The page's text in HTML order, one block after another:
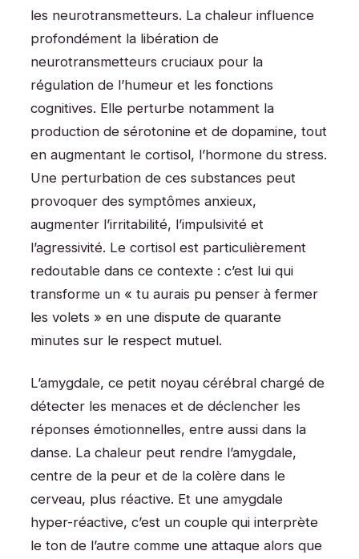
les neurotransmetteurs. La chaleur influence
profondément la libération de
neurotransmetteurs cruciaux pour la
régulation de l’humeur et les fonctions
cognitives. Elle perturbe notamment la
production de sérotonine et de dopamine, tout
en augmentant le cortisol, l’hormone du stress.
Une perturbation de ces substances peut
provoquer des symptômes anxieux,
augmenter l’irritabilité, l’impulsivité et
l’agressivité. Le cortisol est particulièrement
redoutable dans ce contexte : c’est lui qui
transforme un « tu aurais pu penser à fermer
les volets » en une dispute de quarante
minutes sur le respect mutuel.
L’amygdale, ce petit noyau cérébral chargé de
détecter les menaces et de déclencher les
réponses émotionnelles, entre aussi dans la
danse. La chaleur peut rendre l’amygdale,
centre de la peur et de la colère dans le
cerveau, plus réactive. Et une amygdale
hyper-réactive, c’est un couple qui interprète
le ton de l’autre comme une attaque alors que